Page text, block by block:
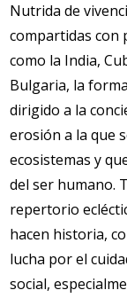
Nutrida de
compartidas con
como la India,
Bulgaria, la
dirigido a la
erosión a la que
ecosistemas y
del ser humano.
repertorio
hacen historia,
lucha por el
social,